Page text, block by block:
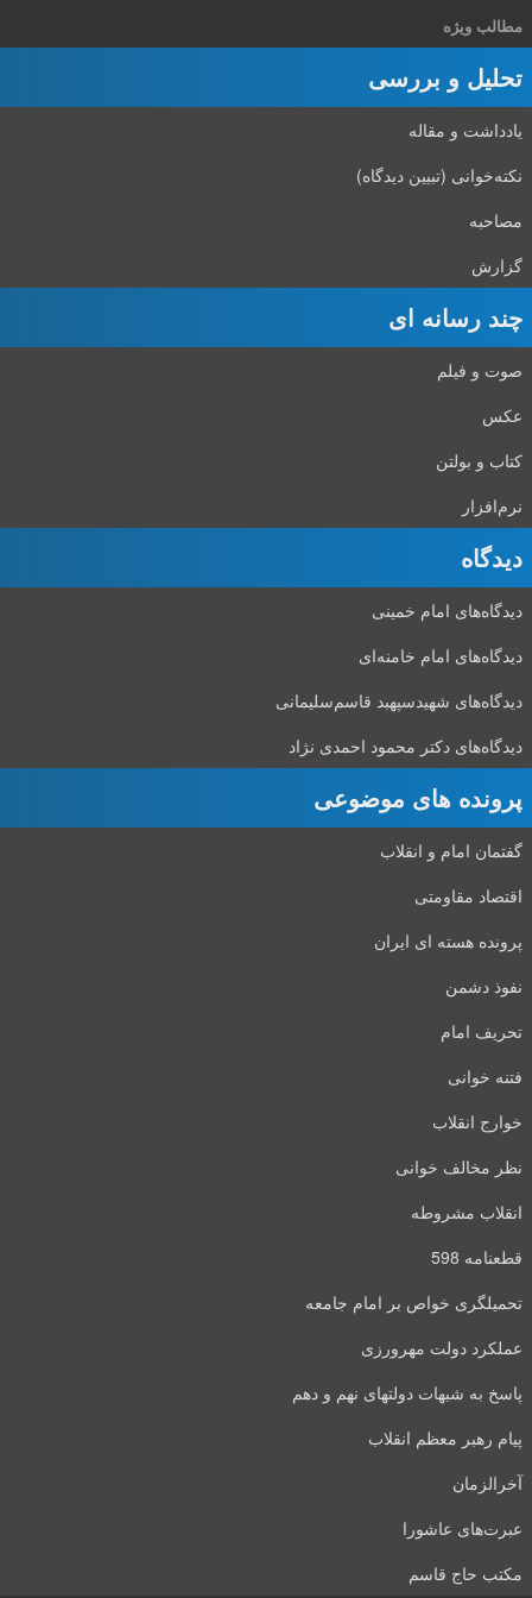
مطالب ویژه
تحلیل و بررسی
یادداشت و مقاله
نکته‌خوانی (تبیین دیدگاه)
مصاحبه
گزارش
چند رسانه ای
صوت و فیلم
عکس
کتاب و بولتن
نرم‌افزار
دیدگاه‌
دیدگاه‌های امام خمینی
دیدگاه‌های امام خامنه‌ای
دیدگاه‌های شهید‌سپهبد قاسم‌سلیمانی
دیدگاه‌های دکتر محمود احمدی نژاد
پرونده های موضوعی
گفتمان امام و انقلاب
اقتصاد مقاومتی
پرونده هسته ای ایران
نفوذ دشمن
تحریف امام
فتنه خوانی
خوارج انقلاب
نظر مخالف خوانی
انقلاب مشروطه
قطعنامه 598
تحمیلگری خواص بر امام جامعه
عملکرد دولت مهرورزی
پاسخ به شبهات دولتهای نهم و دهم
پیام رهبر معظم انقلاب
آخرالزمان
عبرت‌های عاشورا
مکتب حاج قاسم